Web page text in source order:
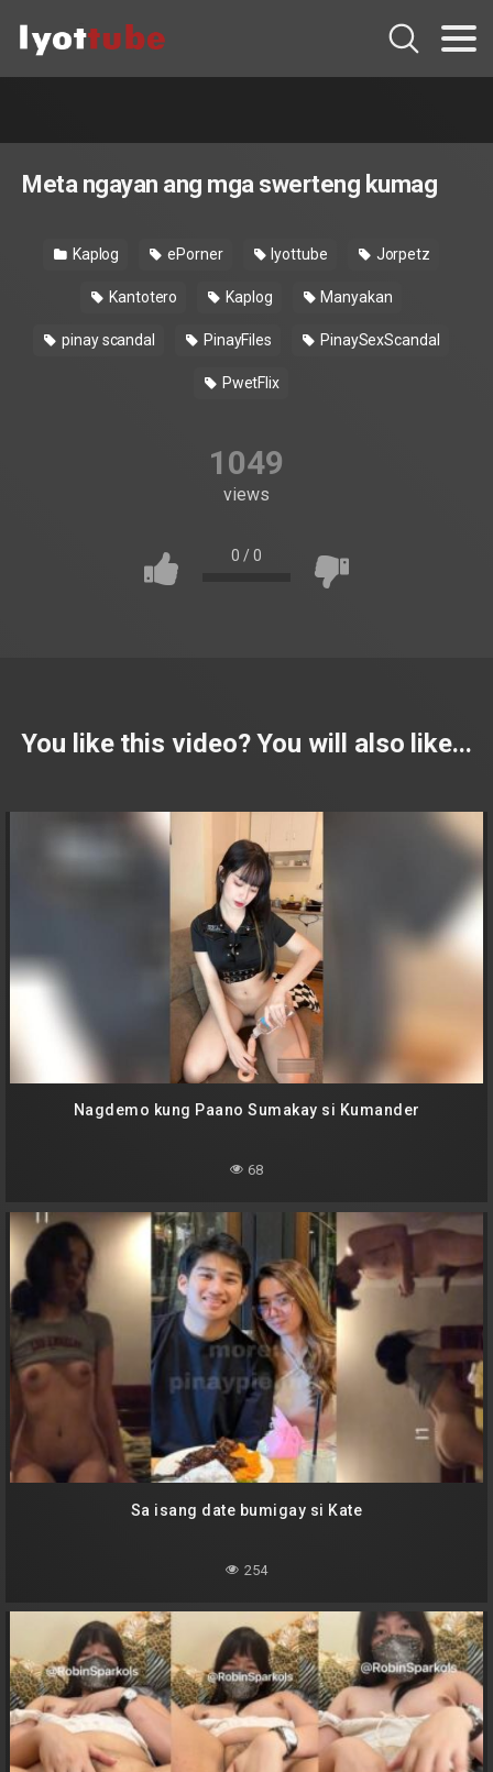
Meta ngayan ang mga swerteng kumag
Kaplog ePorner Iyottube Jorpetz
Kantotero Kaplog Manyakan
pinay scandal PinayFiles PinaySexScandal
PwetFlix
1049
views
0 /0
You like this video? You will also like...
Nagdemo kung Paano Sumakay si Kumander
68
Sa isang date bumigay si Kate
254